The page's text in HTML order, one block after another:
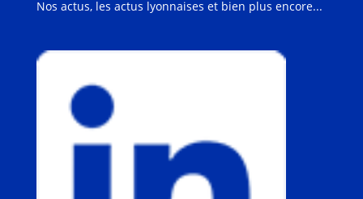
Nos actus, les actus lyonnaises et bien plus encore...